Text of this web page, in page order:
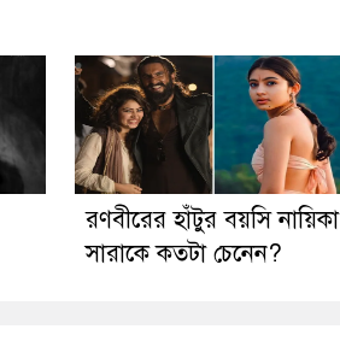
রণবীরের হাঁটুর বয়সি নায়িকা
সারাকে কতটা চেনেন?